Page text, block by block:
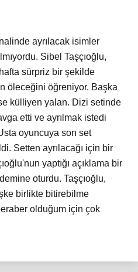
ayrılacak isimler
Sibel Taşçıoğlu,
sürpriz bir şekilde
öleceğini öğreniyor. Başka
külliyen yalan. Dizi setinde
etti ve ayrılmak istedi
oyuncuya son set
Setten ayrılacağı için bir
yaptığı açıklama bir
oturdu. Taşçıoğlu,
birlikte bitirebilme
olduğum için çok